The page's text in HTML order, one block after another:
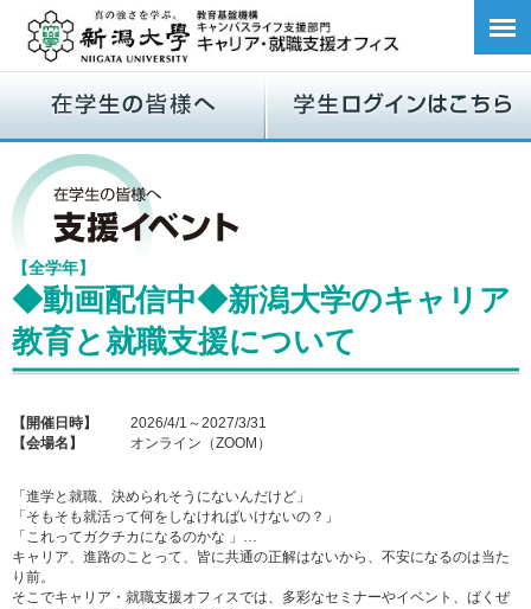
【全学年】
◆動画配信中◆新潟大学のキャリア
教育と就職支援について
【開催日時】
2026/4/1～2027/3/31
【会場名】
オンライン（ZOOM）
「進学と就職、決められそうにないんだけど」
「そもそも就活って何をしなければいけないの？」
「これってガクチカになるのかな 」…
キャリア、進路のことって、皆に共通の正解はないから、不安になるのは当た
り前。
そこでキャリア・就職支援オフィスでは、多彩なセミナーやイベント、ばくぜ